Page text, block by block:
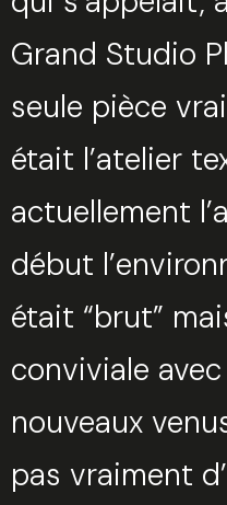
Grand Studio
seule pièce
était l’atelier
actuellement
début
était “brut”
conviviale
nouveaux
pas vraiment